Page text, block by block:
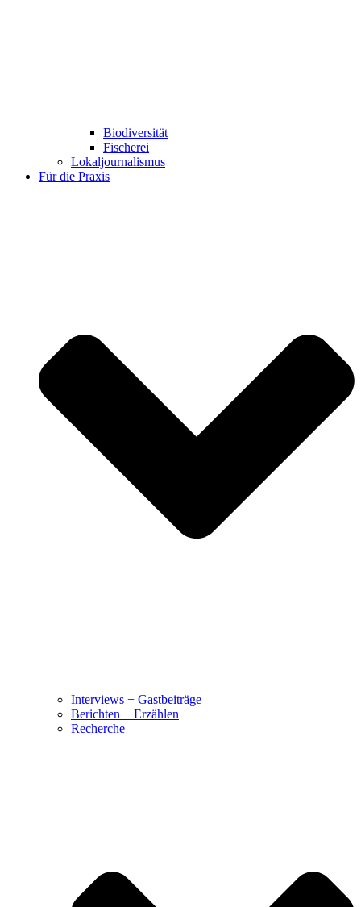
Biodiversität
Fischerei
Lokaljournalismus
Für die Praxis
Interviews + Gastbeiträge
Berichten + Erzählen
Recherche